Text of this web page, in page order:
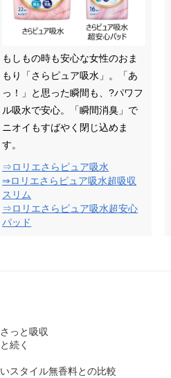
もしもの時も安心な女性のおま
もり「さらピュア吸水」。「あ
っ！」と思った瞬間も、?パワフ
ル吸水で安心。「瞬間消臭」で
ニオイもすばやく閉じ込めま
す。
⇒ロリエさらピュア吸水
⇒ロリエさらピュア吸水超吸収
スリム
⇒ロリエさらピュア吸水超安心
パッド
っと吸収
続く
スタイル無香料との比較